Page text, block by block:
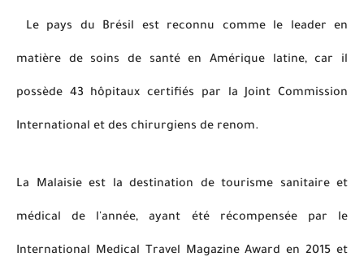
Le pays du Brésil est reconnu comme le leader en
matière de soins de santé en Amérique latine, car il
possède 43 hôpitaux certifiés par la Joint Commission
International et des chirurgiens de renom.
La Malaisie est la destination de tourisme sanitaire et
médical de l'année, ayant été récompensée par le
International Medical Travel Magazine Award en 2015 et